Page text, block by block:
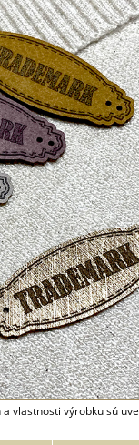
vlastnosti výrobku sú